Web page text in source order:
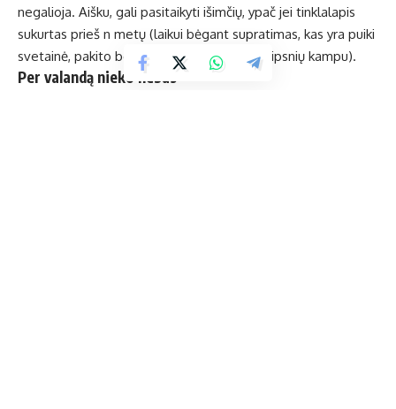
negalioja. Aišku, gali pasitaikyti išimčių, ypač jei tinklalapis
sukurtas prieš n metų (laikui bėgant supratimas, kas yra puiki
svetainė, pakito bent devyniasdešimties laipsnių kampu).
Per valandą nieko nebus